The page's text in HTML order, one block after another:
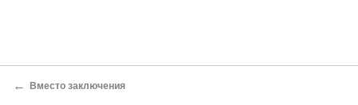
← Вместо заключения